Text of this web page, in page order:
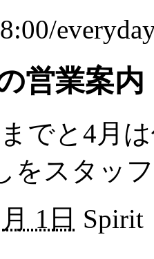
営業案内
でと4月
をスタッ
1日 Spirit